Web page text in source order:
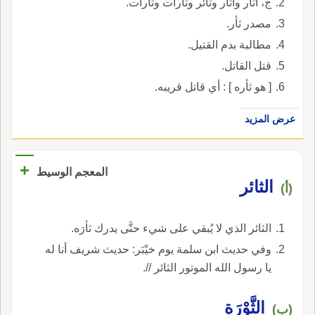
مصدر ثأر.
مطالبة بدم القتيل.
قتل القاتل.
[ هو ثأره ] : أي قاتل قريبه.
عرض المزيد
المعجم الوسيط +
(أ) الثائر
الثائر الذي لا يُبقي على شيء حتَّى يدرك ثأرَه.
وفي حديث ابن سلمة يوم خيْبَر: حديث شريف أنا له
يا رسول الله الموتور الثائر //.
(ب) الثَّوْرَة